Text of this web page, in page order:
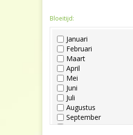
Bloeitijd:
Januari
Februari
Maart
April
Mei
Juni
Juli
Augustus
September
Oktober